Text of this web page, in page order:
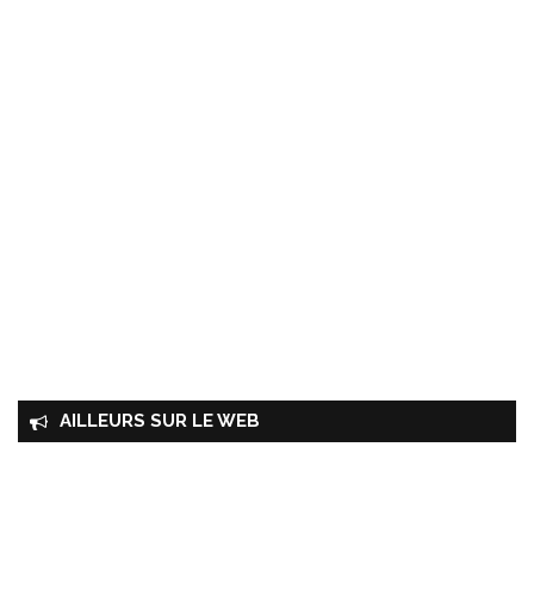
AILLEURS SUR LE WEB